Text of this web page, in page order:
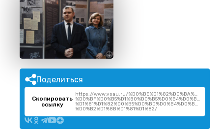
Поделиться
Скопировать
ссылку
https://www.vsau.ru/
%D0%B2%D1%8B%D1%81%D1%82/